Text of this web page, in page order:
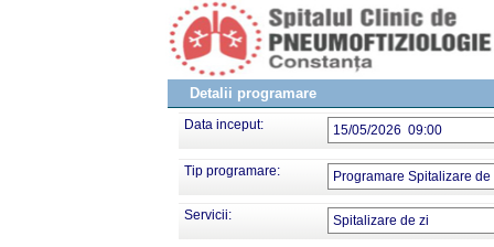
Detalii programare
Data inceput: 15/05/2026 09:00
Tip programare: Programare Spitalizare de
Servicii: Spitalizare de zi